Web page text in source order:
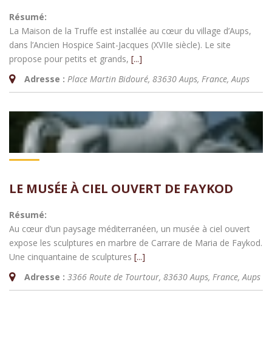
Résumé:
La Maison de la Truffe est installée au cœur du village d’Aups,
dans l’Ancien Hospice Saint-Jacques (XVIIe siècle). Le site
propose pour petits et grands, [...]
Adresse : Place Martin Bidouré, 83630 Aups, France,Aups
LE MUSÉE À CIEL OUVERT DE FAYKOD
Résumé:
Au cœur d’un paysage méditerranéen, un musée à ciel ouvert
expose les sculptures en marbre de Carrare de Maria de Faykod.
Une cinquantaine de sculptures [...]
Adresse : 3366 Route de Tourtour, 83630 Aups, France,Aups